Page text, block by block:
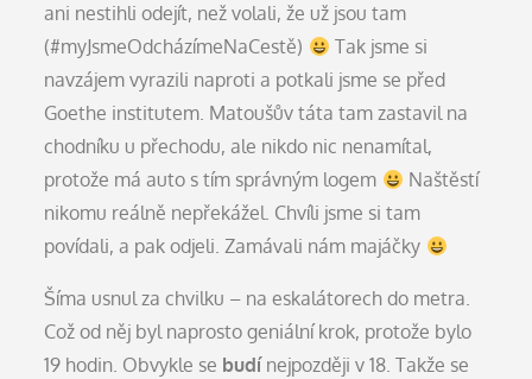
ani nestihli odejít, než volali, že už jsou tam
(#myJsmeOdcházímeNaCestě)
Tak jsme si
navzájem vyrazili naproti a potkali jsme se před
Goethe institutem. Matoušův táta tam zastavil na
chodníku u přechodu, ale nikdo nic nenamítal,
protože má auto s tím správným logem
Naštěstí
nikomu reálně nepřekážel. Chvíli jsme si tam
povídali, a pak odjeli. Zamávali nám majáčky
Šíma usnul za chvilku – na eskalátorech do metra.
Což od něj byl naprosto geniální krok, protože bylo
19 hodin. Obvykle se budínejpozději v 18. Takže se